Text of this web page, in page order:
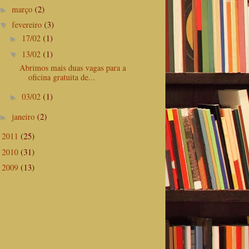
► março (2)
▼ fevereiro (3)
► 17/02 (1)
▼ 13/02 (1)
Abrimos mais duas vagas para a
oficina gratuita de...
► 03/02 (1)
► janeiro (2)
2011 (25)
2010 (31)
2009 (13)